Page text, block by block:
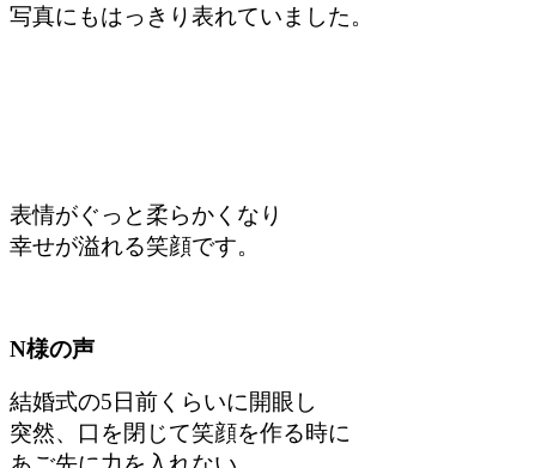
写真にもはっきり表れていました。
表情がぐっと柔らかくなり
幸せが溢れる笑顔です。
N様の声
結婚式の5日前くらいに開眼し
突然、口を閉じて笑顔を作る時に